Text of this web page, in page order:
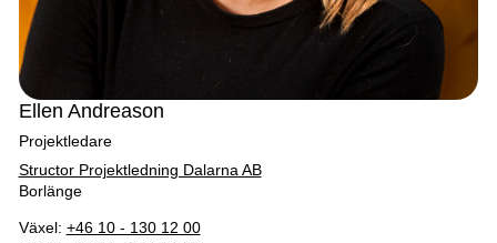
Ellen Andreason
Projektledare
Structor Projektledning Dalarna AB
Borlänge
Växel: +46 10 - 130 12 00